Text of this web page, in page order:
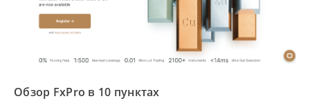
Обзор FxPro в 10 пунктах